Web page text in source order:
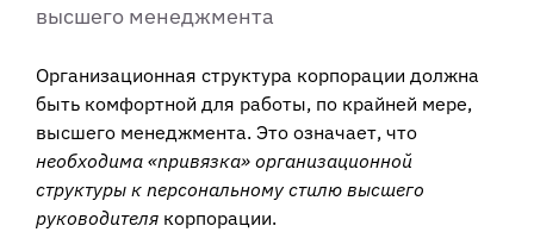
высшего менеджмента
Организационная структура корпорации должна
быть комфортной для работы, по крайней мере,
высшего менеджмента. Это означает, что
необходима «привязка» организационной
структуры к персональному стилю высшего
руководителя корпорации.